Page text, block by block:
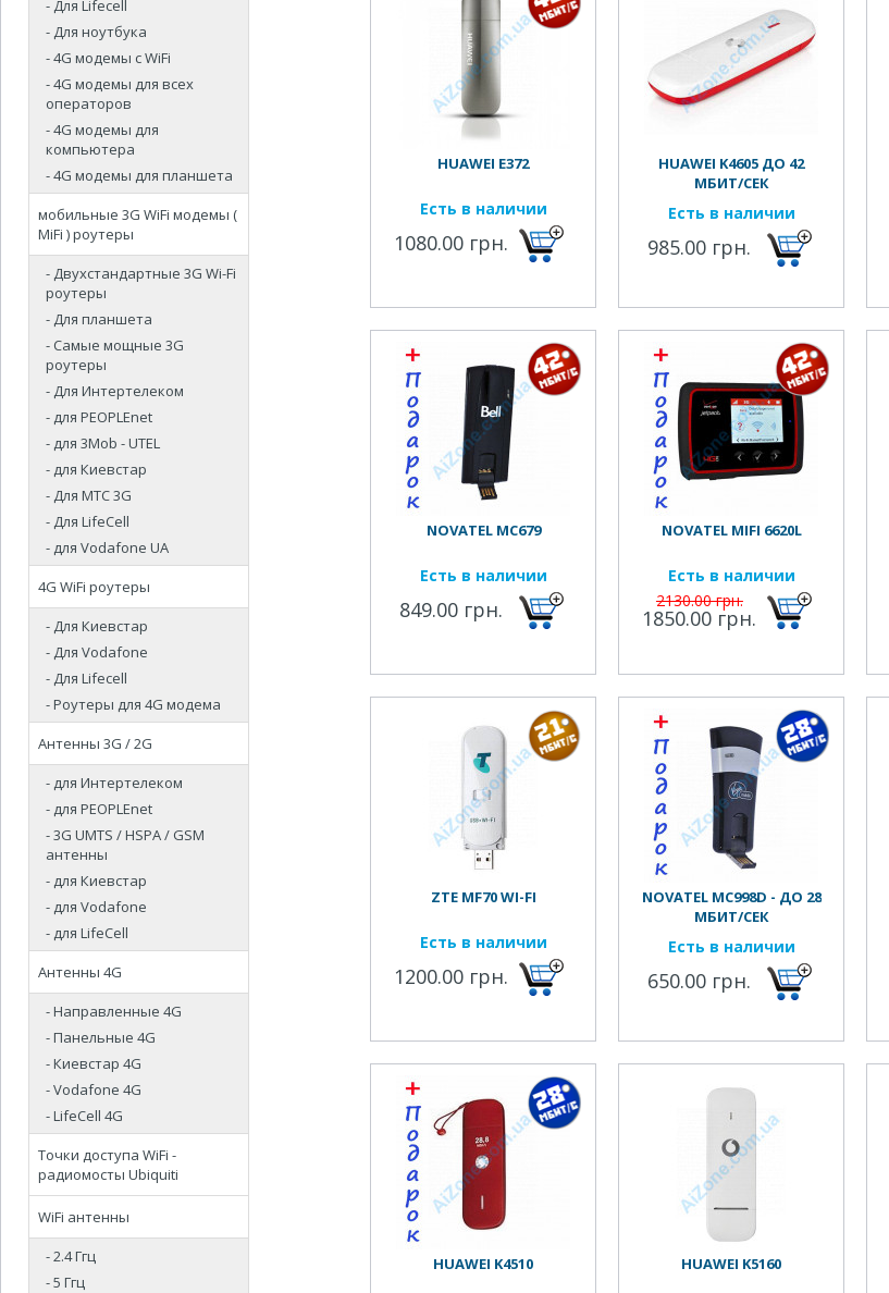
- Для Lifecell
- Для ноутбука
- 4G модемы с WiFi
- 4G модемы для всех
операторов
- 4G модемы для
компьютера
- 4G модемы для планшета
мобильные 3G WiFi модемы (
MiFi ) роутеры
- Двухстандартные 3G Wi-Fi
роутеры
- Для планшета
- Самые мощные 3G
роутеры
- Для Интертелеком
- для PEOPLEnet
- для 3Mob - UTEL
- для Киевстар
- Для МТС 3G
- Для LifeCell
- для Vodafone UA
4G WiFi роутеры
- Для Киевстар
- Для Vodafone
- Для Lifecell
- Роутеры для 4G модема
Антенны 3G / 2G
- для Интертелеком
- для PEOPLEnet
- 3G UMTS / HSPA / GSM
антенны
- для Киевстар
- для Vodafone
- для LifeCell
Антенны 4G
- Направленные 4G
- Панельные 4G
- Киевстар 4G
- Vodafone 4G
- LifeCell 4G
Точки доступа WiFi -
радиомосты Ubiquiti
WiFi антенны
- 2.4 Ггц
- 5 Ггц
HUAWEI E372
Есть в наличии
1080.00 грн.
HUAWEI K4605 ДО 42
МБИТ/СЕК
Есть в наличии
985.00 грн.
NOVATEL MC679
Есть в наличии
849.00 грн.
NOVATEL MIFI 6620L
Есть в наличии
2130.00 грн.
1850.00 грн.
ZTE MF70 WI-FI
Есть в наличии
1200.00 грн.
NOVATEL MC998D - ДО 28
МБИТ/СЕК
Есть в наличии
650.00 грн.
HUAWEI K4510 HUAWEI K5160